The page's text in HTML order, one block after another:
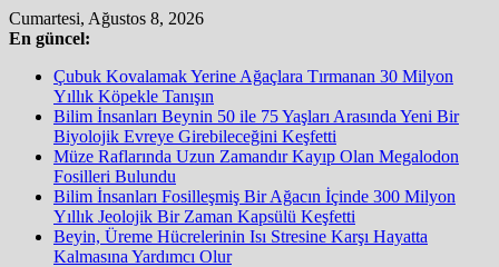
Skip
to
Cumartesi, Ağustos 8, 2026
En güncel:
Çubuk Kovalamak Yerine Ağaçlara Tırmanan 30 Milyon
Yıllık Köpekle Tanışın
Bilim İnsanları Beynin 50 ile 75 Yaşları Arasında Yeni Bir
Biyolojik Evreye Girebileceğini Keşfetti
Müze Raflarında Uzun Zamandır Kayıp Olan Megalodon
Fosilleri Bulundu
Bilim İnsanları Fosilleşmiş Bir Ağacın İçinde 300 Milyon
Yıllık Jeolojik Bir Zaman Kapsülü Keşfetti
Beyin, Üreme Hücrelerinin Isı Stresine Karşı Hayatta
Kalmasına Yardımcı Olur